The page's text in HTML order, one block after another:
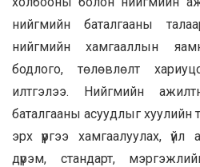
нийгмийн баталгааны
нийгмийн хамгааллын
бодлого, төлөвлөлт
илтгэлээ. Нийгмийн
баталгааны асуудлыг хуулийн
эрх үүргээ хамгаалуулах,
дүрэм, стандарт,